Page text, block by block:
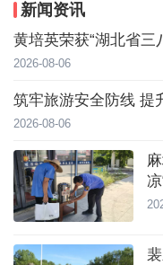
裴永波走
新闻资讯
黄培英荣获“湖北省三
2026-08-06
筑牢旅游安全防线 提
2026-08-06